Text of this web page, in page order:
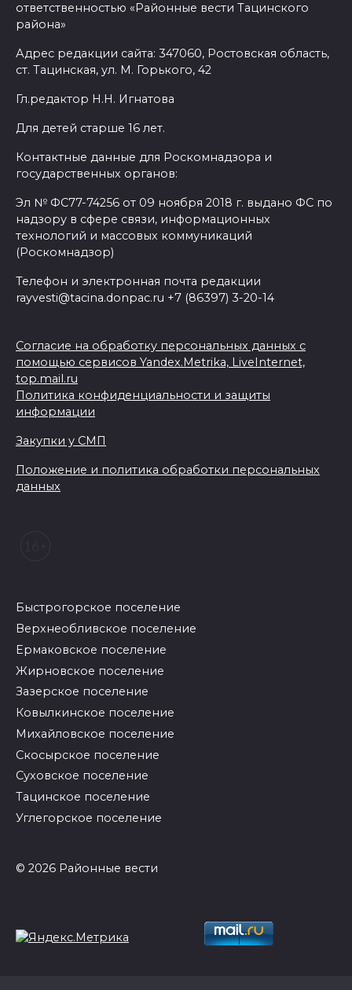
ответственностью «Районные вести Тацинского
района»
Адрес редакции сайта: 347060, Ростовская область,
ст. Тацинская, ул. М. Горького, 42
Гл.редактор Н.Н. Игнатова
Для детей старше 16 лет.
Контактные данные для Роскомнадзора и
государственных органов:
Эл № ФС77-74256 от 09 ноября 2018 г. выдано ФС по
надзору в сфере связи, информационных
технологий и массовых коммуникаций
(Роскомнадзор)
Телефон и электронная почта редакции
rayvesti@tacina.donpac.ru +7 (86397) 3-20-14
Согласие на обработку персональных данных с
помощью сервисов Yandex.Metrika, LiveInternet,
top.mail.ru
Политика конфиденциальности и защиты
информации
Закупки у СМП
Положение и политика обработки персональных
данных
Быстрогорское поселение
Верхнеобливское поселение
Ермаковское поселение
Жирновское поселение
Зазерское поселение
Ковылкинское поселение
Михайловское поселение
Скосырское поселение
Суховское поселение
Тацинское поселение
Углегорское поселение
© 2026 Районные вести